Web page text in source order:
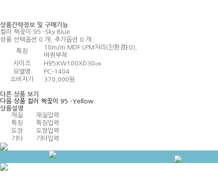
상품간략정보 및 구매기능
컬러 책꽂이 95 -Sky Blue
상품 선택옵션 0 개, 추가옵션 0 개
특징
18m/m MDF LPM처리(친환경E0),
바퀴부착
사이즈
H95XW100XD30㎝
모델명
PC-1404
소비자가
370,000원
다른 상품 보기
다음 상품 컬러 책꽂이 95 -Yellow
상품설명
재질
재질입력
특징
특징입력
도장
도장입력
기타
기타입력